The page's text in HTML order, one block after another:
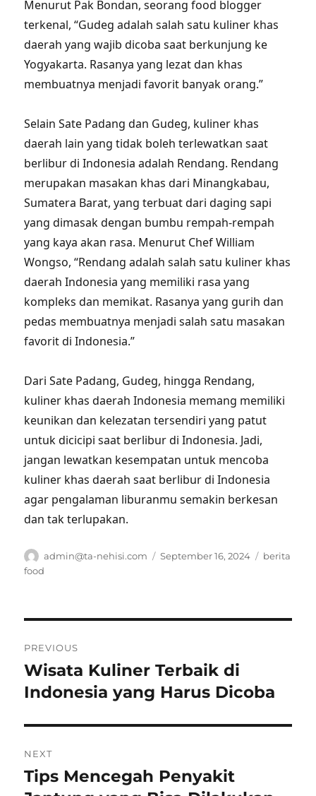
Menurut Pak Bondan, seorang food blogger
terkenal, “Gudeg adalah salah satu kuliner khas
daerah yang wajib dicoba saat berkunjung ke
Yogyakarta. Rasanya yang lezat dan khas
membuatnya menjadi favorit banyak orang.”
Selain Sate Padang dan Gudeg, kuliner khas
daerah lain yang tidak boleh terlewatkan saat
berlibur di Indonesia adalah Rendang. Rendang
merupakan masakan khas dari Minangkabau,
Sumatera Barat, yang terbuat dari daging sapi
yang dimasak dengan bumbu rempah-rempah
yang kaya akan rasa. Menurut Chef William
Wongso, “Rendang adalah salah satu kuliner khas
daerah Indonesia yang memiliki rasa yang
kompleks dan memikat. Rasanya yang gurih dan
pedas membuatnya menjadi salah satu masakan
favorit di Indonesia.”
Dari Sate Padang, Gudeg, hingga Rendang,
kuliner khas daerah Indonesia memang memiliki
keunikan dan kelezatan tersendiri yang patut
untuk dicicipi saat berlibur di Indonesia. Jadi,
jangan lewatkan kesempatan untuk mencoba
kuliner khas daerah saat berlibur di Indonesia
agar pengalaman liburanmu semakin berkesan
dan tak terlupakan.
Author
admin@ta-nehisi.com
Posted
September 16, 2024 Tags
berita
food
navigation
PREVIOUS
Previous
post:
Wisata Kuliner Terbaik di
Indonesia yang Harus Dicoba
NEXT
Next
Tips Mencegah Penyakit